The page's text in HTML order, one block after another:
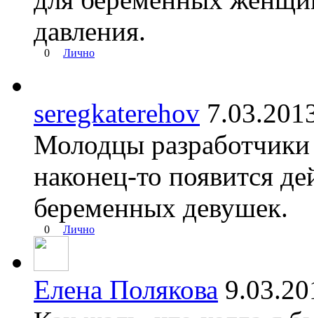
давления.
0 Лично
seregkaterehov
Молодцы разработчики
наконец-то появится
беременных девушек.
0 Лично
Елена Полякова